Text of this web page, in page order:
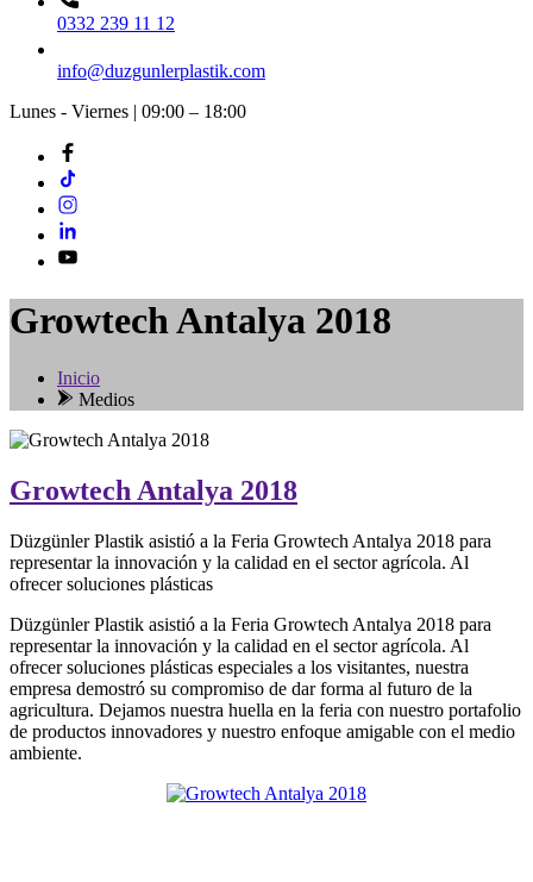
0332 239 11 12
info@duzgunlerplastik.com
Lunes - Viernes | 09:00 – 18:00
Growtech Antalya 2018
Inicio
Medios
Growtech Antalya 2018
Düzgünler Plastik asistió a la Feria Growtech Antalya 2018 para
representar la innovación y la calidad en el sector agrícola. Al
ofrecer soluciones plásticas
Düzgünler Plastik asistió a la Feria Growtech Antalya 2018 para
representar la innovación y la calidad en el sector agrícola. Al
ofrecer soluciones plásticas especiales a los visitantes, nuestra
empresa demostró su compromiso de dar forma al futuro de la
agricultura. Dejamos nuestra huella en la feria con nuestro portafolio
de productos innovadores y nuestro enfoque amigable con el medio
ambiente.